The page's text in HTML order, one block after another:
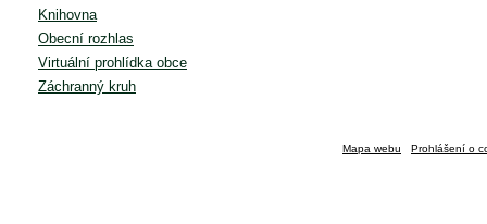
Knihovna
Obecní rozhlas
Virtuální prohlídka obce
Záchranný kruh
Mapa webu Prohlášení o